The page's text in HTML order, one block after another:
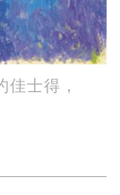
士得，